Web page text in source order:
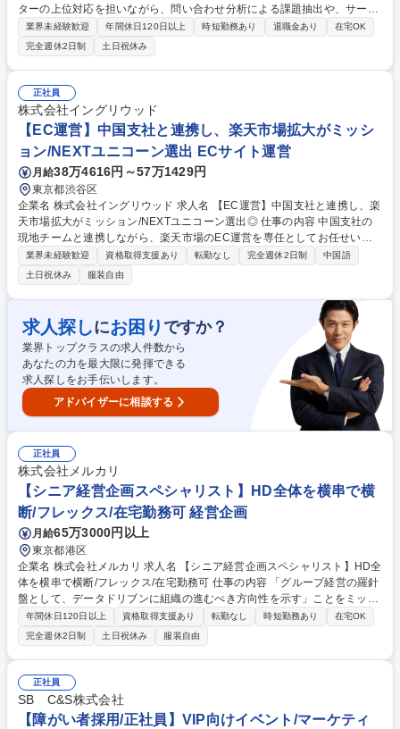
ターの上位対応を担いながら、問い合わせ分析による課題抽出や、サービ
ス・業務の品質改善を推進します。関係部門と連携し、顧客体験(CX)の向
上とサービス価値の最大化をリードする役割です。 【詳細】▼品質改善/C
X向上:エスカレーション対応方針決定、課題抽出および対応策立案/実行、
サービス改善提案 ▼社内調整:開発/営業/運用部門との連携、顧客説明内容
の精査、部署間の利害調整 ▼業務設計/ナレッジ整備:マニュアル/FAQの整
備、サポートセンターへの教育/展開 【働き方】平日日中勤務が基本です
が、夜間/休日は当番制でエスカレーション対応有。リモート勤務も可能。
※詳細は面接時お伝えさせていただきます。 募集職種 丸紅グループ【カ
スタマーサポート/品質改善/上位対応】リモート可
業界未経験歓迎 年間休日120日以上 時短勤務あり 退職金あり
在宅OK
完全週休2日制
土日祝休み
正社員
株式会社イングリウッド
【EC運営】中国支社と連携し、楽天市場拡大がミッシ
ョン/NEXTユニコーン選出 ECサイト運営
月給38万4616円～57万1429円
東京都渋谷区
企業名 株式会社イングリウッド 求人名 【EC運営】中国支社と連携し、楽
天市場拡大がミッション/NEXTユニコーン選出◎ 仕事の内容 中国支社の
現地チームと連携しながら、楽天市場のEC運営を専任としてお任せいた
します。 ■楽天市場店舗のEC運営 ■商品ページ改善およびSEO対策 ■RPP
広告・クーポン・ポイント施策の運用 ■スーパーSALE、お買い物マラソ
ン等イベント企画・運営 ■売上・広告・アクセスデータ分析 ■商品ランキ
ングおよび競合分析 ■中国チームとの連携によるページ改善・販促企画 ■
売上目標達成に向けた運営施策の立案・実行 募集職種 【EC運営】中国支
社と連携し、楽天市場拡大がミッション/NEXTユニコーン選出◎
業界未経験歓迎 資格取得支援あり 転勤なし 完全週休2日制
中国語
土日祝休み
服装自由
求人探しにお困り ですか？
業界トップクラスの求人件数から
あなたの力を最大限に発揮できる
求人探しをお手伝いします。
アドバイザーに相談する
正社員
株式会社メルカリ
【シニア経営企画スペシャリスト】HD全体を横串で横
断/フレックス/在宅勤務可 経営企画
月給65万3000円以上
東京都港区
企業名 株式会社メルカリ 求人名 【シニア経営企画スペシャリスト】HD全
体を横串で横断/フレックス/在宅勤務可 仕事の内容 「グループ経営の羅針
盤として、データドリブンに組織の進むべき方向性を示す」ことをミッシ
ョンに、グループ全体の事業ポートフォリオの検討・最適化を通じて、経
営陣の迅速かつ的確な意思決定を支援します。 ■メルカリグループ全体の
予算策定と予実管理、中期計画策定にかかる方針提案、現場展開及び全体
取りまとめ ■KPIや財務数値に基づく経営意思決定推進、経営企画 ■海外含
むグループ横断プロジェクトの立案、推進 ■管理会計に関するルールやイ
ンフラの構築（システム化を含む） 募集職種 【シニア経営企画スペシャ
リスト】HD全体を横串で横断/フレックス/在宅勤務可
年間休日120日以上 資格取得支援あり 転勤なし 時短勤務あり
在宅OK
完全週休2日制
土日祝休み 服装自由
正社員
SB C&S株式会社
【障がい者採用/正社員】VIP向けイベント/マーケティ